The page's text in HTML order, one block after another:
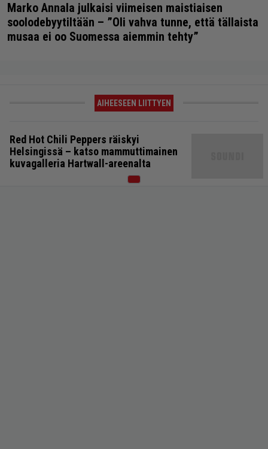
Marko Annala julkaisi viimeisen maistiaisen
soolodebyytiltään – ”Oli vahva tunne, että tällaista
musaa ei oo Suomessa aiemmin tehty”
AIHEESEEN LIITTYEN
Red Hot Chili Peppers räiskyi
Helsingissä – katso mammuttimainen
kuvagalleria Hartwall-areenalta